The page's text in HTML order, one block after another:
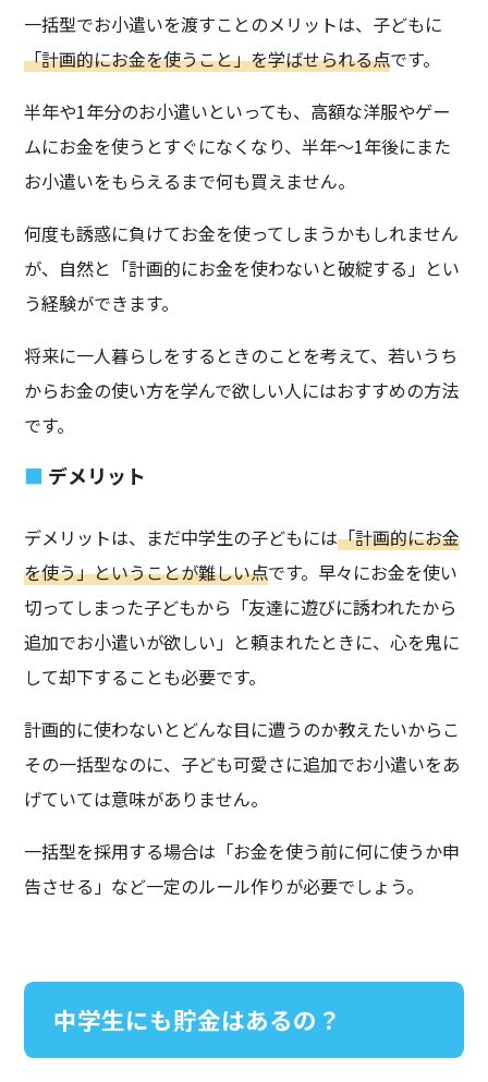
一括型でお小遣いを渡すことのメリットは、子どもに
「計画的にお金を使うこと」を学ばせられる点です。
半年や1年分のお小遣いといっても、高額な洋服やゲー
ムにお金を使うとすぐになくなり、半年～1年後にまた
お小遣いをもらえるまで何も買えません。
何度も誘惑に負けてお金を使ってしまうかもしれません
が、自然と「計画的にお金を使わないと破綻する」とい
う経験ができます。
将来に一人暮らしをするときのことを考えて、若いうち
からお金の使い方を学んで欲しい人にはおすすめの方法
です。
デメリット
デメリットは、まだ中学生の子どもには「計画的にお金
を使う」ということが難しい点です。早々にお金を使い
切ってしまった子どもから「友達に遊びに誘われたから
追加でお小遣いが欲しい」と頼まれたときに、心を鬼に
して却下することも必要です。
計画的に使わないとどんな目に遭うのか教えたいからこ
その一括型なのに、子ども可愛さに追加でお小遣いをあ
げていては意味がありません。
一括型を採用する場合は「お金を使う前に何に使うか申
告させる」など一定のルール作りが必要でしょう。
中学生にも貯金はあるの？